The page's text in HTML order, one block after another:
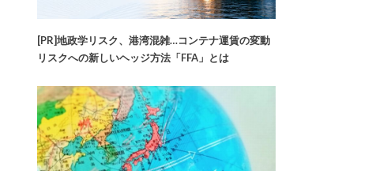
[PR]地政学リスク、港湾混雑…コンテナ運賃の変動
リスクへの新しいヘッジ方法「FFA」とは